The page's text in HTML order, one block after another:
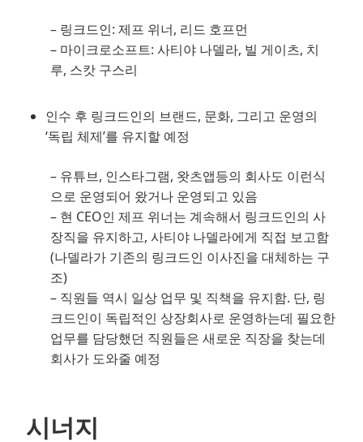
– 링크드인: 제프 위너, 리드 호프먼
– 마이크로소프트: 사티야 나델라, 빌 게이츠, 치
루, 스캇 구스리
인수 후 링크드인의 브랜드, 문화, 그리고 운영의
‘독립 체제’를 유지할 예정
– 유튜브, 인스타그램, 왓츠앱등의 회사도 이런식
으로 운영되어 왔거나 운영되고 있음
– 현 CEO인 제프 위너는 계속해서 링크드인의 사
장직을 유지하고, 사티야 나델라에게 직접 보고함
(나델라가 기존의 링크드인 이사진을 대체하는 구
조)
– 직원들 역시 일상 업무 및 직책을 유지함. 단, 링
크드인이 독립적인 상장회사로 운영하는데 필요한
업무를 담당했던 직원들은 새로운 직장을 찾는데
회사가 도와줄 예정
시너지